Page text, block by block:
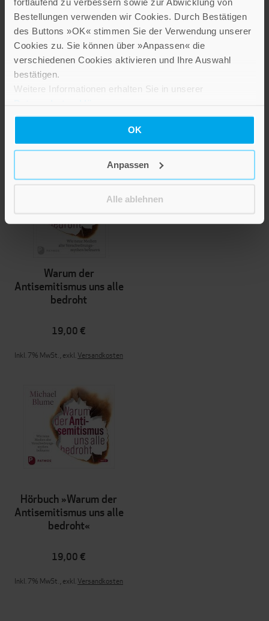
Bestellungen verwenden wir Cookies. Durch Bestätigen
des Buttons »OK« stimmen Sie der Verwendung unserer
Cookies zu. Sie können über »Anpassen« die
verschiedenen Cookies aktivieren und Ihre Auswahl
bestätigen.
Weitere Informationen erhalten Sie in unserer
OK
Anpassen
Alle ablehnen
Hörbuch »Islam in der
Krise«
Warum der
Antisemitismus uns alle
bedroht
19,00 €
Inkl. 7% MwSt.,exkl.Versandkosten
Hörbuch »Warum der
Antisemitismus uns alle
bedroht«
19,00 €
Inkl. 7% MwSt.,exkl.Versandkosten